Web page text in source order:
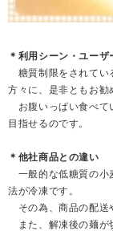
＊利用シーン・ユーザ
糖質制限をされてい
方々に、是非ともお勧
お腹いっぱい食べて
目指せるのです。
＊他社商品との違い
一般的な低糖質の小
法が冷凍です。
その為、商品の配送
また、解凍後の麺が